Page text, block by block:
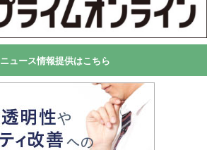
ニュース情報提供はこちら